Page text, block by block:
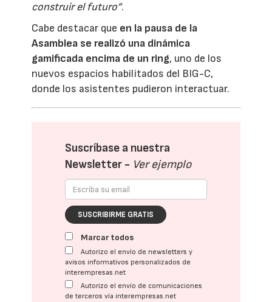
construir el futuro”.
Cabe destacar que en la pausa de la
Asamblea se realizó una dinámica
gamificada encima de un ring, uno de los
nuevos espacios habilitados del BIG-C,
donde los asistentes pudieron interactuar.
Suscríbase a nuestra
Newsletter - Ver ejemplo
SUSCRIBIRME GRATIS
Marcar todos
Autorizo el envío de newsletters y
avisos informativos personalizados de
interempresas.net
Autorizo el envío de comunicaciones
de terceros vía interempresas.net